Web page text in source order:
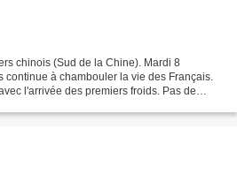
chinois (Sud de la Chine). Mardi 8
à chambouler la vie des Français.
l'arrivée des premiers froids. Pas de